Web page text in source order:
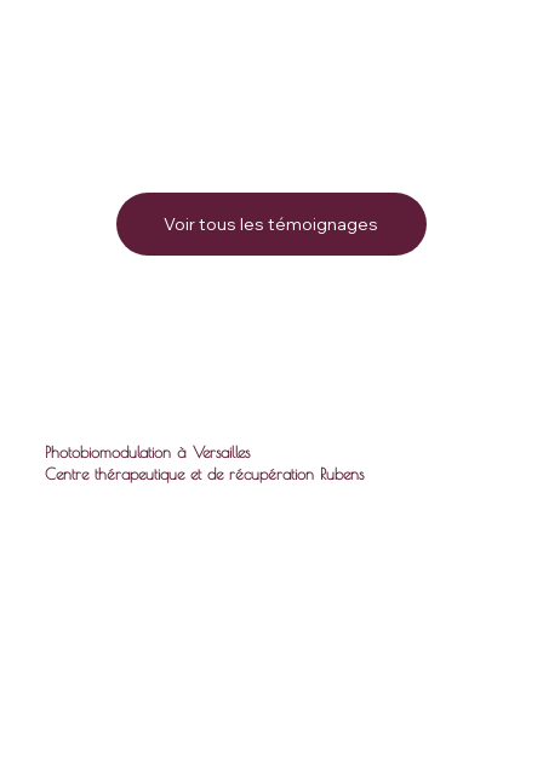
Photobiomodulation à Versailles
Centre thérapeutique et de récupération Rubens
Voir tous les témoignages